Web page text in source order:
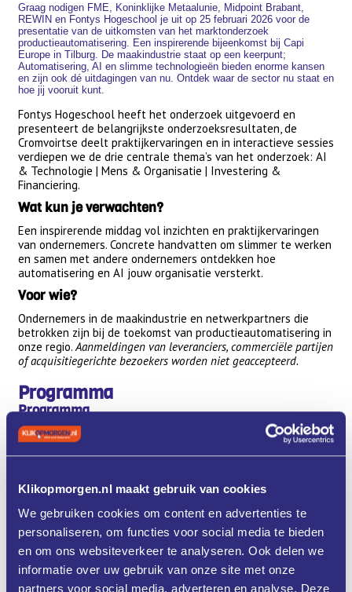
Klikopmorgen.nl maakt gebruik van cookies
We gebruiken cookies om content en advertenties te
personaliseren, om functies voor social media te bieden
en om ons websiteverkeer te analyseren. Ook delen we
informatie over uw gebruik van onze site met onze
partners voor social media, adverteren en analyse. Deze
Graag nodigen FME, Koninklijke Metaalunie, Midpoint Brabant,
REWIN en Fontys Hogeschool je uit op 25 februari 2026 voor de
presentatie van de uitkomsten van het marktonderzoek
productieautomatisering. Een inspirerende bijeenkomst bij Capi
Europe in Tilburg. De maakindustrie staat op een keerpunt;
Automatisering, AI en slimme technologieën bieden enorme kansen
en zijn ook dé uitdagingen van nu. Ontdek waar de sector nu staat en
hoe jij vooruit kunt.
Fontys Hogeschool heeft het onderzoek uitgevoerd en
presenteert de belangrijkste onderzoeksresultaten, de
Cromvoirtse deelt praktijkervaringen en in interactieve sessies
verdiepen we de drie centrale thema’s van het onderzoek: AI
& Technologie | Mens & Organisatie | Investering &
Financiering.
Wat kun je verwachten?
Een inspirerende middag vol inzichten en praktijkervaringen
van ondernemers. Concrete handvatten om slimmer te werken
en samen met andere ondernemers ontdekken hoe
automatisering en AI jouw organisatie versterkt.
Voor wie?
Ondernemers in de maakindustrie en netwerkpartners die
betrokken zijn bij de toekomst van productieautomatisering in
onze regio. Aanmeldingen van leveranciers, commerciële partijen
of acquisitiegerichte bezoekers worden niet geaccepteerd.
Programma
Programma
14.30 | Ontvangst met koffie en thee
15.00 – 15.15 | Opening dagvoorzitter en fabrieksverbeteraar
Martin Schenkel
Fontys Hogeschool
directeur / eigenaar Jan-Willem Verschuuren van de
Cromvoirtse
16.45 – 17.45 | Interactieve werksessies
17.45 – 18.00 | Wrap-up
18.00 – 19.30 | Walkingdinner & netwerkborrel